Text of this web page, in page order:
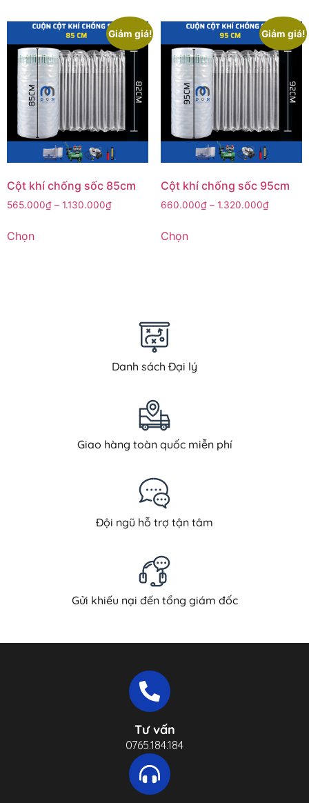
Giảm giá!
Cột khí chống sốc 85cm
565.000₫ – 1.130.000₫
Chọn
Giảm giá!
Cột khí chống sốc 95cm
660.000₫ – 1.320.000₫
Chọn
Danh sách Đại lý
Giao hàng toàn quốc miễn phí
Đội ngũ hỗ trợ tận tâm
Gửi khiếu nại đến tổng giám đốc
Tư vấn
0765.184.184